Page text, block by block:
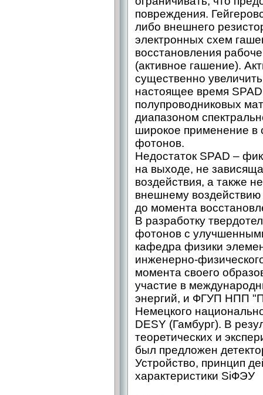
повреждения.
либо внешнего
электронных схем
восстановления
(активное гашение).
существенно
настоящее время
полупроводниковых
диапазоном
широкое применение в
фотонов.
Недостаток SPAD –
на выходе, не
воздействия, а также
внешнему
до момента
В разработку
фотонов с
кафедра физики
инженерно-
момента своего
участие в
энергий, и ФГУП НПП
Немецкого
DESY (Гамбург). В
теоретических и
был предложен
Устройство, принцип
характеристики SiФЭУ